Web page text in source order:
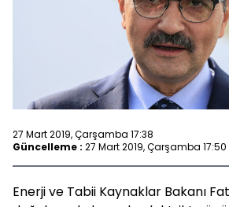
27 Mart 2019, Çarşamba 17:38
Güncelleme : 27 Mart 2019, Çarşamba 17:50
Enerji ve Tabii Kaynaklar Bakanı